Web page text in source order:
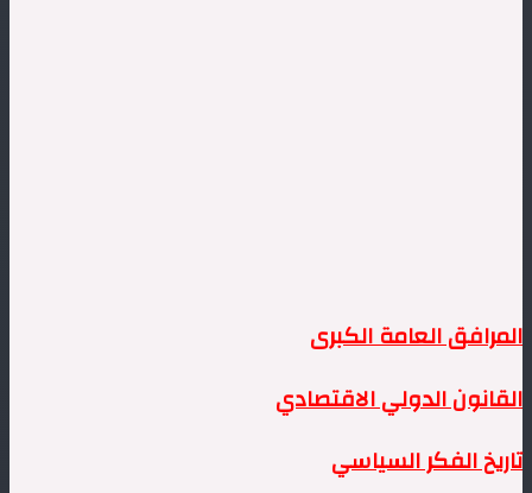
المرافق العامة الكبرى
القانون الدولي الاقتصادي
تاريخ الفكر السياسي